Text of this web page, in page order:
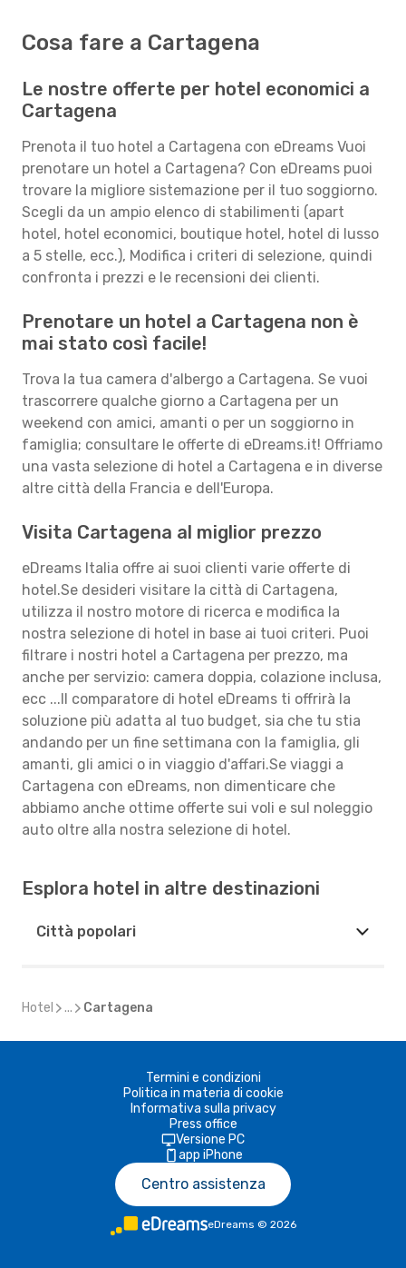
Cosa fare a Cartagena
Le nostre offerte per hotel economici a
Cartagena
Prenota il tuo hotel a Cartagena con eDreams Vuoi
prenotare un hotel a Cartagena? Con eDreams puoi
trovare la migliore sistemazione per il tuo soggiorno.
Scegli da un ampio elenco di stabilimenti (apart
hotel, hotel economici, boutique hotel, hotel di lusso
a 5 stelle, ecc.), Modifica i criteri di selezione, quindi
confronta i prezzi e le recensioni dei clienti.
Prenotare un hotel a Cartagena non è
mai stato così facile!
Trova la tua camera d'albergo a Cartagena. Se vuoi
trascorrere qualche giorno a Cartagena per un
weekend con amici, amanti o per un soggiorno in
famiglia; consultare le offerte di eDreams.it! Offriamo
una vasta selezione di hotel a Cartagena e in diverse
altre città della Francia e dell'Europa.
Visita Cartagena al miglior prezzo
eDreams Italia offre ai suoi clienti varie offerte di
hotel.Se desideri visitare la città di Cartagena,
utilizza il nostro motore di ricerca e modifica la
nostra selezione di hotel in base ai tuoi criteri. Puoi
filtrare i nostri hotel a Cartagena per prezzo, ma
anche per servizio: camera doppia, colazione inclusa,
ecc ...Il comparatore di hotel eDreams ti offrirà la
soluzione più adatta al tuo budget, sia che tu stia
andando per un fine settimana con la famiglia, gli
amanti, gli amici o in viaggio d'affari.Se viaggi a
Cartagena con eDreams, non dimenticare che
abbiamo anche ottime offerte sui voli e sul noleggio
auto oltre alla nostra selezione di hotel.
Esplora hotel in altre destinazioni
Città popolari
Hotel ... Cartagena
Termini e condizioni
Politica in materia di cookie
Informativa sulla privacy
Press office
Versione PC
app iPhone
Centro assistenza
eDreams © 2026